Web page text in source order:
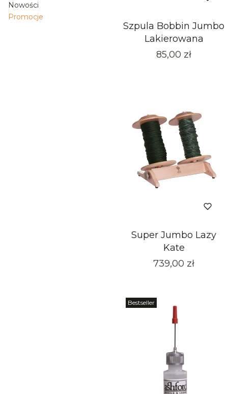
Nowości
Promocje
Szpula Bobbin Jumbo
Lakierowana
Cena
85,00 zł
Super Jumbo Lazy
Kate
Cena
739,00 zł
Bestseller